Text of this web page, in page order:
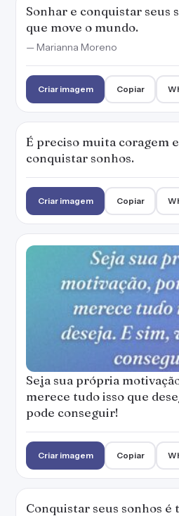
Sonhar e conquistar seus
que move o mundo.
— Marianna Moreno
Criar imagem Copiar
É preciso muita coragem
conquistar sonhos.
Criar imagem Copiar
Seja sua própria
merece tudo isso que
pode conseguir!
Criar imagem Copiar
Conquistar seus sonhos